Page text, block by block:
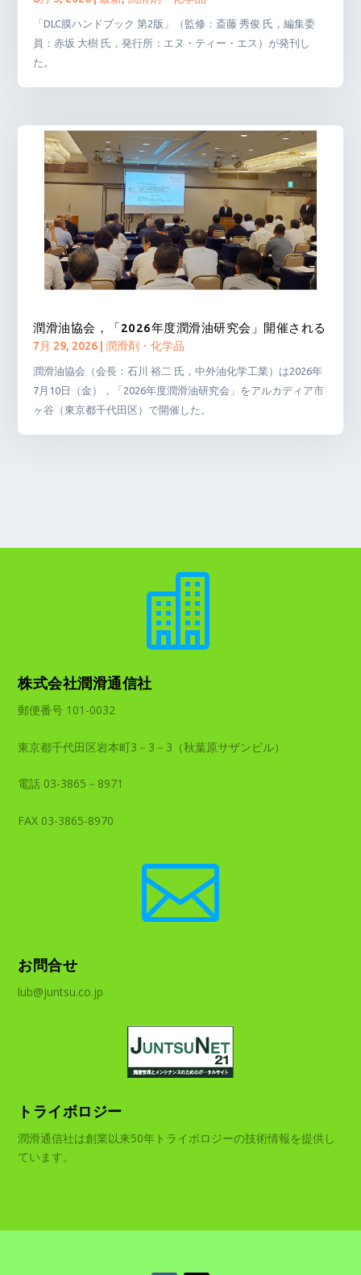
「DLC膜ハンドブック 第2版」（監修：斎藤 秀俊 氏，編集委
員：赤坂 大樹 氏，発行所：エヌ・ティー・エス）が発刊し
た。
潤滑油協会，「2026年度潤滑油研究会」開催される
7月 29, 2026 |潤滑剤・化学品
潤滑油協会（会長：石川 裕二 氏，中外油化学工業）は2026年
7月10日（金），「2026年度潤滑油研究会」をアルカディア市
ヶ谷（東京都千代田区）で開催した。

株式会社潤滑通信社
郵便番号 101-0032
東京都千代田区岩本町3－3－3（秋葉原サザンビル）
電話 03-3865－8971
FAX 03-3865-8970

お問合せ
lub@juntsu.co.jp
トライボロジー
潤滑通信社は創業以来50年トライボロジーの技術情報を提供し
ています。